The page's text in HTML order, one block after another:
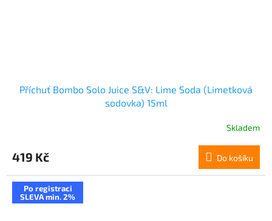
Příchuť Bombo Solo Juice S&V: Lime Soda (Limetková
sodovka) 15ml
Skladem
419 Kč Do košíku
Po registraci
SLEVA min. 2%